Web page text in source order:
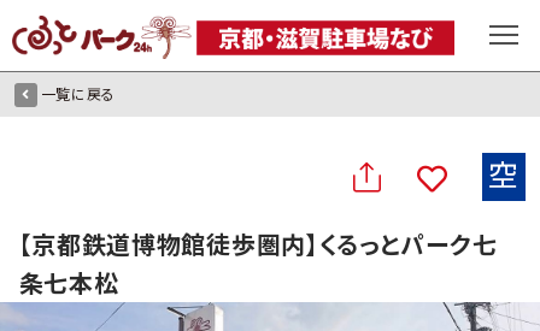
一覧に戻る
空
【京都鉄道博物館徒歩圏内】くるっとパーク七
条七本松